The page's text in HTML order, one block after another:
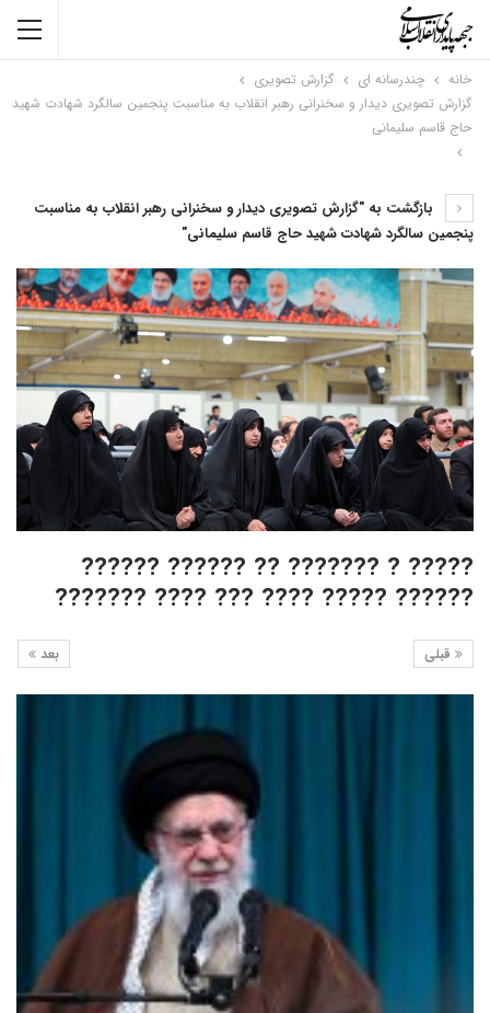
خانه چندرسانه ای
گزارش تصویری
گزارش تصویری دیدار و سخنرانی رهبر انقلاب به مناسبت پنجمین سالگرد شهادت شهید
حاج قاسم سلیمانی
بازگشت به "گزارش تصویری دیدار و سخنرانی رهبر انقلاب به مناسبت
پنجمین سالگرد شهادت شهید حاج قاسم سلیمانی"
????? ? ??????? ?? ?????? ??????
?????? ????? ???? ??? ???? ???????
بعد قبلی